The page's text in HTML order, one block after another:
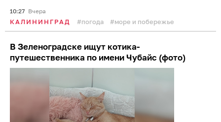
10:27 Вчера
КАЛИНИНГРАД погода море и побережье
В Зеленоградске ищут котика-
путешественника по имени Чубайс (фото)